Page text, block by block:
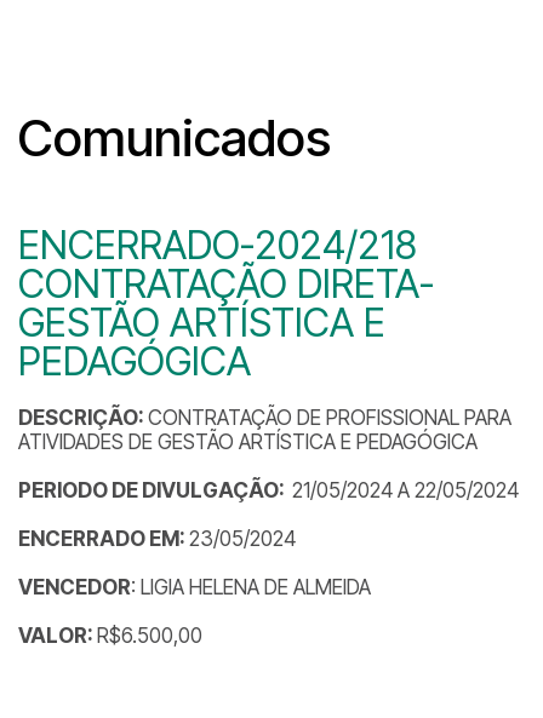
Comunicados
ENCERRADO-2024/218
CONTRATAÇÃO DIRETA-
GESTÃO ARTÍSTICA E
PEDAGÓGICA
DESCRIÇÃO: CONTRATAÇÃO DE PROFISSIONAL PARA
ATIVIDADES DE GESTÃO ARTÍSTICA E PEDAGÓGICA
PERIODO DE DIVULGAÇÃO: 21/05/2024 A 22/05/2024
ENCERRADO EM: 23/05/2024
VENCEDOR: LIGIA HELENA DE ALMEIDA
VALOR: R$6.500,00